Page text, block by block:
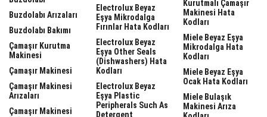
Buzdolabı Arızaları
Buzdolabı Bakımı
Çamaşır Kurutma
Makinesi
Çamaşır Makinesi
Çamaşır Makinesi
Arızaları
Çamaşır Makinesi
Electrolux Beyaz
Eşya Mikrodalga
Fırınlar Hata Kodları
Electrolux Beyaz
Eşya Other Seals
(dishwashers) Hata
Kodları
Electrolux Beyaz
Eşya Plastic
Peripherals Such As
Detergent
Kurutmalı Çamaşır
Makinesi Hata
Kodları
Miele Beyaz Eşya
Mikrodalga Hata
Kodları
Miele Beyaz Eşya
Ocak Hata Kodları
Miele Bulaşık
Makinesi Arıza